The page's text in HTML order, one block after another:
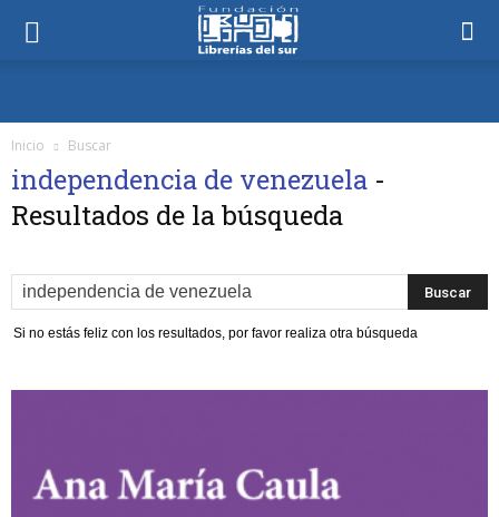
Inicio Buscar
independencia de venezuela -
Resultados de la búsqueda
Si no estás feliz con los resultados, por favor realiza otra búsqueda